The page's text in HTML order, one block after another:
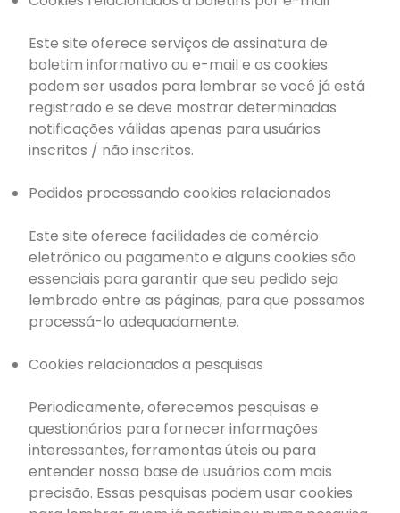
Este site oferece serviços de assinatura de
boletim informativo ou e-mail e os cookies
podem ser usados ​​para lembrar se você já está
registrado e se deve mostrar determinadas
notificações válidas apenas para usuários
inscritos / não inscritos.
Pedidos processando cookies relacionados
Este site oferece facilidades de comércio
eletrônico ou pagamento e alguns cookies são
essenciais para garantir que seu pedido seja
lembrado entre as páginas, para que possamos
processá-lo adequadamente.
Cookies relacionados a pesquisas
Periodicamente, oferecemos pesquisas e
questionários para fornecer informações
interessantes, ferramentas úteis ou para
entender nossa base de usuários com mais
precisão. Essas pesquisas podem usar cookies